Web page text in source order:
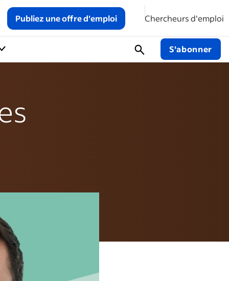
Publiez une offre d'emploi Chercheurs d'emploi
S'abonner